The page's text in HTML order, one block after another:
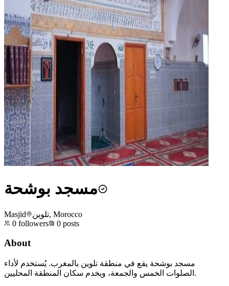
مسجد بوشحة
Masjid
تلوين, Morocco
0 followers 0 posts
About
مسجد بوشحة يقع في منطقة تلوين بالمغرب. يُستخدم لأداء
الصلوات الخمس والجمعة، ويخدم سكان المنطقة المحليين.